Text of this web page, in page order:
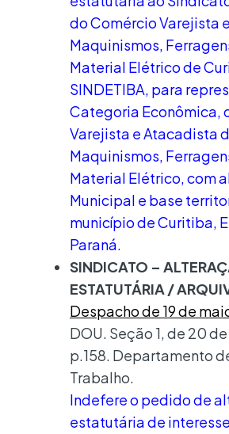
do Comércio Varejista
Maquinismos,
Material Elétrico de
SINDETIBA, para
Categoria Econômica,
Varejista e Atacadista
Maquinismos,
Material Elétrico, com
Municipal e base
município de Curitiba,
Paraná.
SINDICATO –
ESTATUTÁRIA /
Despacho de 19 de
DOU. Seção 1, de 20
p.158. Departamento
Trabalho.
Indefere o pedido de
estatutária de